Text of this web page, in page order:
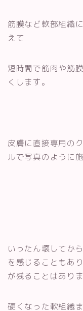
筋膜など軟部組織
えて
短時間で筋肉や筋
くします。
皮膚に直接専用の
ルで写真のように
いったん壊してか
を感じることもあ
が残ることはありま
硬くなった軟組織